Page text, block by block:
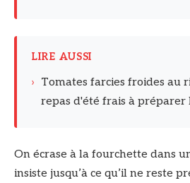
LIRE AUSSI
› Tomates farcies froides au
repas d'été frais à préparer
On écrase à la fourchette dans
insiste jusqu’à ce qu’il ne reste